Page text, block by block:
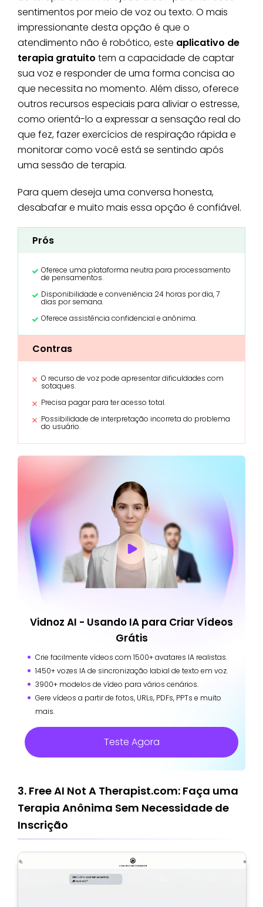
sentimentos por meio de voz ou texto. O mais
impressionante desta opção é que o
atendimento não é robótico, este aplicativo de
terapia gratuito tem a capacidade de captar
sua voz e responder de uma forma concisa ao
que necessita no momento. Além disso, oferece
outros recursos especiais para aliviar o estresse,
como orientá-lo a expressar a sensação real do
que fez, fazer exercícios de respiração rápida e
monitorar como você está se sentindo após
uma sessão de terapia.
Para quem deseja uma conversa honesta,
desabafar e muito mais essa opção é confiável.
Prós
Oferece uma plataforma neutra para processamento
de pensamentos.
Disponibilidade e conveniência 24 horas por dia, 7
dias por semana.
Oferece assistência confidencial e anônima.
Contras
O recurso de voz pode apresentar dificuldades com
sotaques.
Precisa pagar para ter acesso total.
Possibilidade de interpretação incorreta do problema
do usuário.
Vidnoz AI - Usando IA para Criar Vídeos
Grátis
Crie facilmente vídeos com 1500+ avatares IA realistas.
1450+ vozes IA de sincronização labial de texto em voz.
3900+ modelos de vídeo para vários cenários.
Gere vídeos a partir de fotos, URLs, PDFs, PPTs e muito
mais.
Teste Agora
3. Free AI Not A Therapist.com: Faça uma
Terapia Anônima Sem Necessidade de
Inscrição